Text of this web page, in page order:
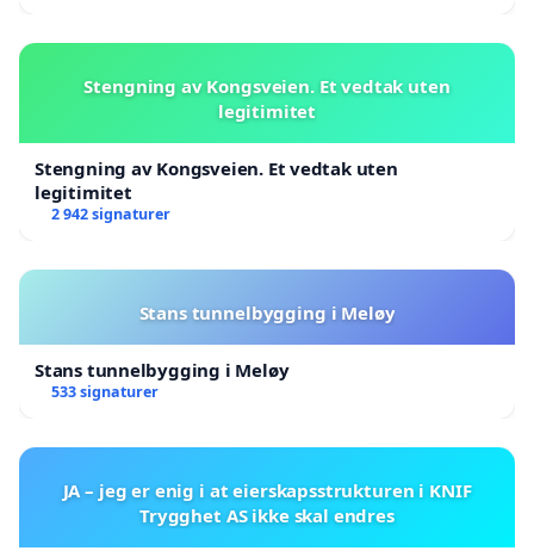
Stengning av Kongsveien. Et vedtak uten
legitimitet
Stengning av Kongsveien. Et vedtak uten
legitimitet
2 942 signaturer
Stans tunnelbygging i Meløy
Stans tunnelbygging i Meløy
533 signaturer
JA – jeg er enig i at eierskapsstrukturen i KNIF
Trygghet AS ikke skal endres